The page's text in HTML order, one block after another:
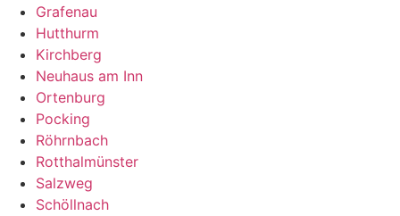
Grafenau
Hutthurm
Kirchberg
Neuhaus am Inn
Ortenburg
Pocking
Röhrnbach
Rotthalmünster
Salzweg
Schöllnach